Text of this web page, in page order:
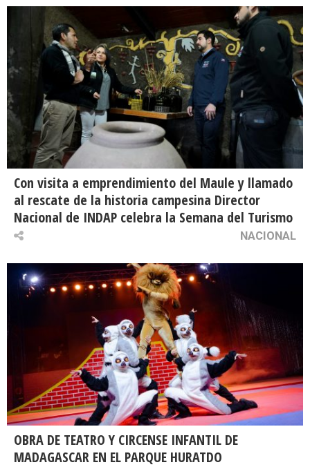
Con visita a emprendimiento del Maule y llamado
al rescate de la historia campesina Director
Nacional de INDAP celebra la Semana del Turismo
NACIONAL
OBRA DE TEATRO Y CIRCENSE INFANTIL DE
MADAGASCAR EN EL PARQUE HURATDO